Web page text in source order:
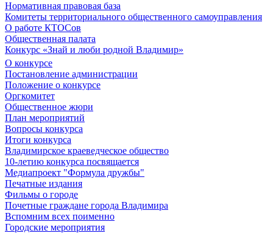
Нормативная правовая база
Комитеты территориального общественного самоуправления
О работе КТОСов
Общественная палата
Конкурс «Знай и люби родной Владимир»
О конкурсе
Постановление администрации
Положение о конкурсе
Оргкомитет
Общественное жюри
План мероприятий
Вопросы конкурса
Итоги конкурса
Владимирское краеведческое общество
10-летию конкурса посвящается
Медиапроект "Формула дружбы"
Печатные издания
Фильмы о городе
Почетные граждане города Владимира
Вспомним всех поименно
Городские мероприятия